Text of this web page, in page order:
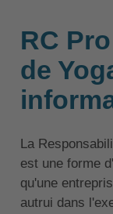
RC
de
La
est une forme
qu'une
autrui dans